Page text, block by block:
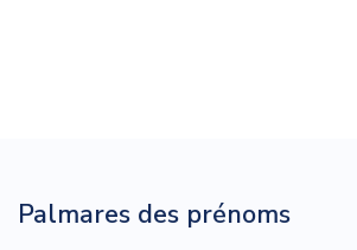
Palmares des prénoms